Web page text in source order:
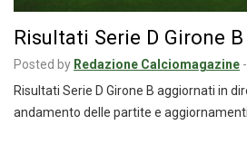
Risultati Serie D Girone
Posted by Redazione Calciomagazine -
Risultati Serie D Girone B aggiornati in
andamento delle partite e